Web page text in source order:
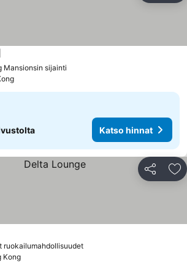
Mansionsin sijainti
Katso hinnat
Jaa
ruokailumahdollisuudet
Kong